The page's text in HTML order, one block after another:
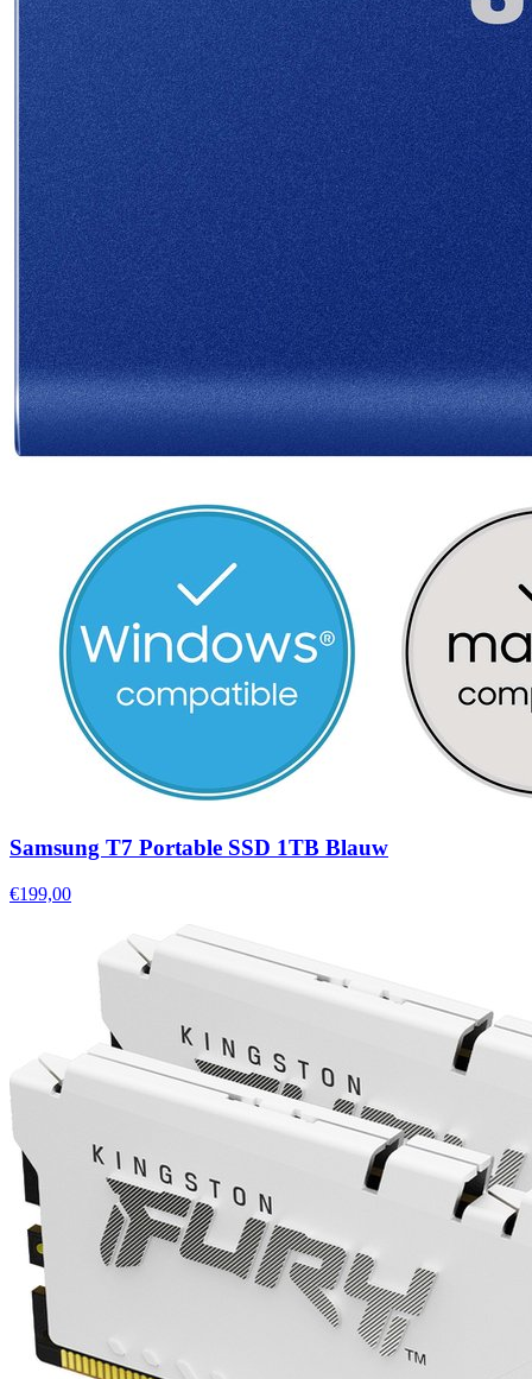
Samsung T7 Portable SSD 1TB Blauw
€199,00